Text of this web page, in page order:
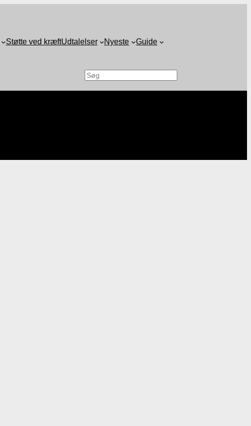
Støtte ved kræftUdtalelser Nyeste Guide
Søg